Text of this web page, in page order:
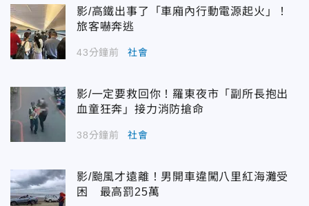
影/高鐵出事了「車廂內行動電源起火」！
旅客嚇奔逃
43分鐘前 社會
影/一定要救回你！羅東夜市「副所長抱出
血童狂奔」接力消防搶命
38分鐘前 社會
影/颱風才遠離！男開車違闖八里紅海灘受
困 最高罰25萬